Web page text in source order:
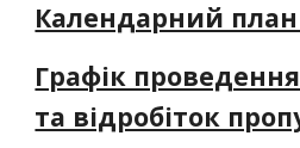
Календарний
Графік
та відробіток